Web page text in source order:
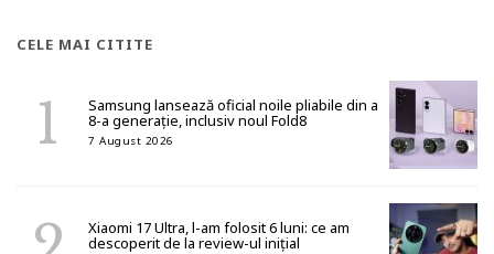
CELE MAI CITITE
Samsung lansează oficial noile pliabile din a
8-a generație, inclusiv noul Fold8
7 August 2026
Xiaomi 17 Ultra, l-am folosit 6 luni: ce am
descoperit de la review-ul inițial